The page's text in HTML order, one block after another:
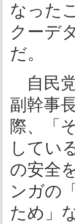
なった
クーデ
だ。
自民
副幹事
際、「
してい
の安全
ンガの
ため」